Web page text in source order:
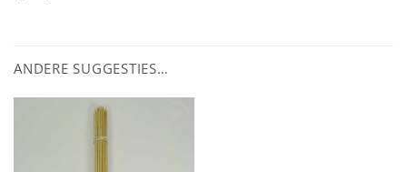
ANDERE SUGGESTIES…